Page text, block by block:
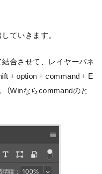
ていきます。
合させて、レイヤーパネ
+ option + command + E
（Winならcommandのと